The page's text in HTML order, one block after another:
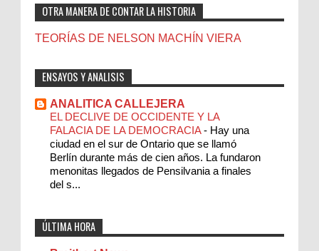
OTRA MANERA DE CONTAR LA HISTORIA
TEORÍAS DE NELSON MACHÍN VIERA
ENSAYOS Y ANALISIS
ANALITICA CALLEJERA
EL DECLIVE DE OCCIDENTE Y LA
FALACIA DE LA DEMOCRACIA- Hay una
ciudad en el sur de Ontario que se llamó
Berlín durante más de cien años. La fundaron
menonitas llegados de Pensilvania a finales
del s...
ÚLTIMA HORA